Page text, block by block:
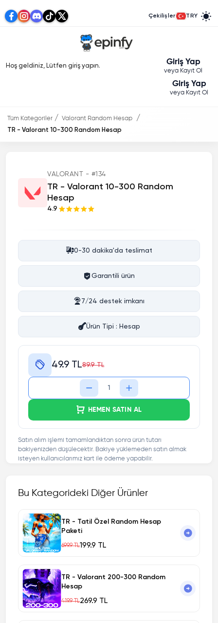
Çekilişler TRY
Hoş geldiniz, Lütfen giriş yapın. Giriş Yap
veya Kayıt Ol
Giriş Yap
veya Kayıt Ol
Tüm Kategoriler
Valorant Random Hesap
TR - Valorant 10-300 Random Hesap
VALORANT - #134
TR - Valorant 10-300 Random
Hesap
4.9
0-30 dakika'da teslimat
Garantili ürün
7/24 destek imkanı
Ürün Tipi : Hesap
49.9 TL89.9 TL
HEMEN SATIN AL
Satın alım işlemi tamamlandıktan sonra ürün tutarı
bakiyenizden düşülecektir. Bakiye yüklemeden satın almak
isteyen kullanıcılarımız kart ile ödeme yapabilir.
Bu Kategorideki Diğer Ürünler
TR - Tatil Özel Random Hesap
Paketi
699.9 TL199.9 TL
TR - Valorant 200-300 Random
Hesap
419.9 TL269.9 TL